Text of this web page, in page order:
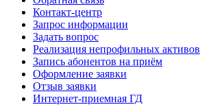
Контакт-центр
Запрос информации
Задать вопрос
Реализация непрофильных активов
Запись абонентов на приём
Оформление заявки
Отзыв заявки
Интернет-приемная ГД